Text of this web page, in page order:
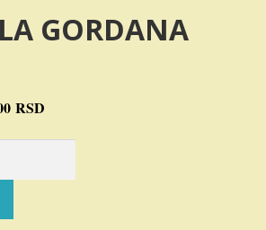
GORDANA
RSD.
RSDTrenutna